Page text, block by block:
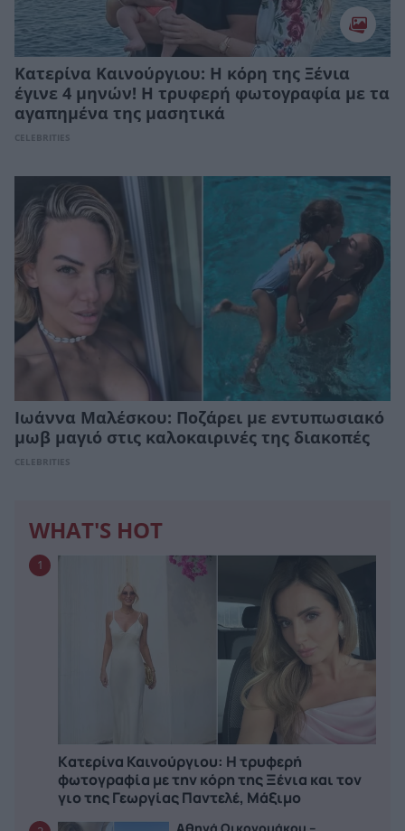
Κατερίνα Καινούργιου: H κόρη της Ξένια
έγινε 4 μηνών! Η τρυφερή φωτογραφία με τα
αγαπημένα της μασητικά
CELEBRITIES
Ιωάννα Μαλέσκου: Ποζάρει με εντυπωσιακό
μωβ μαγιό στις καλοκαιρινές της διακοπές
CELEBRITIES
WHAT'S HOT
1
Kατερίνα Καινούργιου: Η τρυφερή
φωτογραφία με την κόρη της Ξένια και τον
γιο της Γεωργίας Παντελέ, Μάξιμο